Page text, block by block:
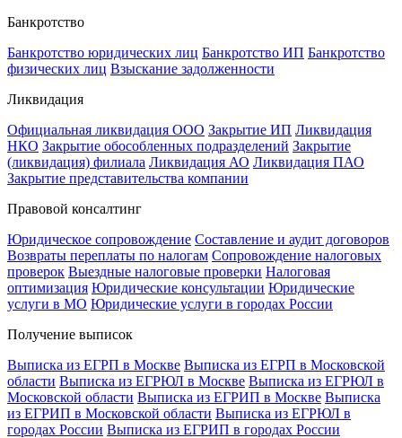
Банкротство
Банкротство юридических лиц Банкротство ИП Банкротство
физических лиц Взыскание задолженности
Ликвидация
Официальная ликвидация ООО Закрытие ИП Ликвидация
НКО Закрытие обособленных подразделений Закрытие
(ликвидация) филиала Ликвидация АО Ликвидация ПАО
Закрытие представительства компании
Правовой консалтинг
Юридическое сопровождение Составление и аудит договоров
Возвраты переплаты по налогам Сопровождение налоговых
проверок Выездные налоговые проверки Налоговая
оптимизация Юридические консультации Юридические
услуги в МО Юридические услуги в городах России
Получение выписок
Выписка из ЕГРП в Москве Выписка из ЕГРП в Московской
области Выписка из ЕГРЮЛ в Москве Выписка из ЕГРЮЛ в
Московской области Выписка из ЕГРИП в Москве Выписка
из ЕГРИП в Московской области Выписка из ЕГРЮЛ в
городах России Выписка из ЕГРИП в городах России